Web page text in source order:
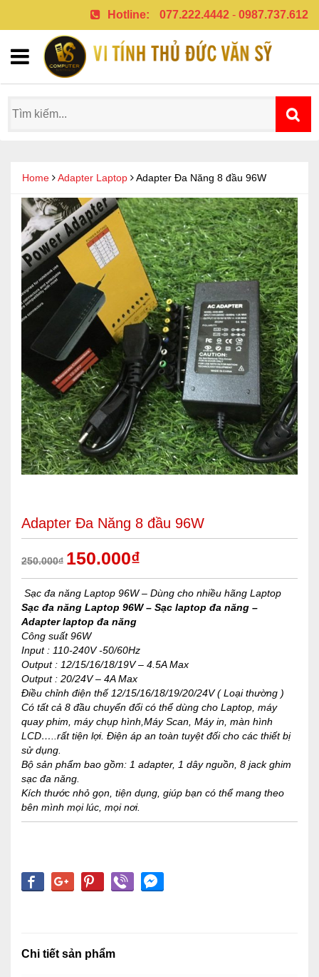
Hotline: 077.222.4442 - 0987.737.612
Home Adapter Laptop Adapter Đa Năng 8 đầu 96W
Adapter Đa Năng 8 đầu 96W
250.000₫ 150.000₫
Sạc đa năng Laptop 96W – Dùng cho nhiều hãng Laptop
Sạc đa năng Laptop 96W – Sạc laptop đa năng –
Adapter laptop đa năng
Công suất 96W
Input : 110-240V -50/60Hz
Output : 12/15/16/18/19V – 4.5A Max
Output : 20/24V – 4A Max
Điều chỉnh điện thế 12/15/16/18/19/20/24V ( Loại thường )
Có tất cả 8 đầu chuyển đổi có thể dùng cho Laptop, máy
quay phim, máy chụp hình,Máy Scan, Máy in, màn hình
LCD…..rất tiện lợi. Điện áp an toàn tuyệt đối cho các thiết bị
sử dụng.
Bộ sản phẩm bao gồm: 1 adapter, 1 dây nguồn, 8 jack ghim
sạc đa năng.
Kích thước nhỏ gọn, tiện dụng, giúp bạn có thể mang theo
bên mình mọi lúc, mọi nơi.
Chi tiết sản phẩm